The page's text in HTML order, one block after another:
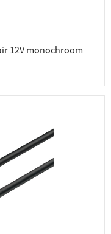
12V monochroom